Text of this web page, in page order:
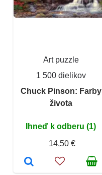
Art puzzle
1 500 dielikov
Chuck Pinson: Farby
života
Ihneď k odberu (1)
14,50 €